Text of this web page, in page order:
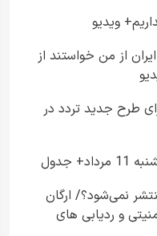
ویدیو
از من خواستند از
طرح جدید تردد در
جدول
نمی‌شود؟/ ارگان
و ردیابی های